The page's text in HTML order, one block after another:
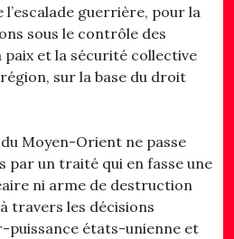
guerrière, pour la
sous le contrôle des
paix et la sécurité collective
région, sur la base du droit
Moyen-Orient ne passe
par un traité qui en fasse une
ni arme de destruction
à travers les décisions
puissance états-unienne et